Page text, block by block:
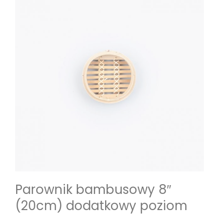
Parownik bambusowy 8″
(20cm) dodatkowy poziom